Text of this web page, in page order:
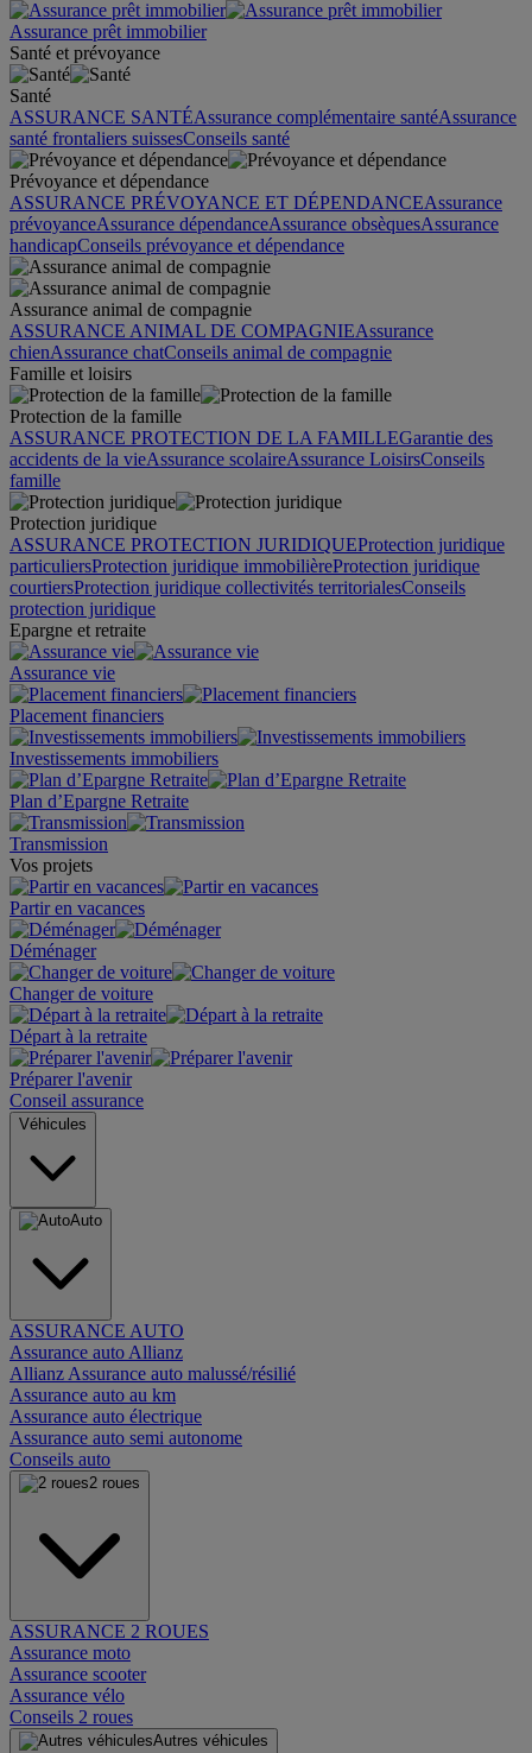
Assurance prêt immobilier
Santé et prévoyance
Santé
ASSURANCE SANTÉAssurance complémentaire santéAssurance
santé frontaliers suissesConseils santé
Prévoyance et dépendance
ASSURANCE PRÉVOYANCE ET DÉPENDANCEAssurance
prévoyanceAssurance dépendanceAssurance obsèquesAssurance
handicapConseils prévoyance et dépendance
Assurance animal de compagnie
ASSURANCE ANIMAL DE COMPAGNIEAssurance
chienAssurance chatConseils animal de compagnie
Famille et loisirs
Protection de la famille
ASSURANCE PROTECTION DE LA FAMILLEGarantie des
accidents de la vieAssurance scolaireAssurance LoisirsConseils
famille
Protection juridique
ASSURANCE PROTECTION JURIDIQUEProtection juridique
particuliersProtection juridique immobilièreProtection juridique
courtiersProtection juridique collectivités territorialesConseils
protection juridique
Epargne et retraite
Assurance vie
Placement financiers
Investissements immobiliers
Plan d’Epargne Retraite
Transmission
Vos projets
Partir en vacances
Déménager
Changer de voiture
Départ à la retraite
Préparer l'avenir
Conseil assurance
Véhicules
Auto
ASSURANCE AUTO
Assurance auto Allianz
Allianz Assurance auto malussé/résilié
Assurance auto au km
Assurance auto électrique
Assurance auto semi autonome
Conseils auto
2 roues
ASSURANCE 2 ROUES
Assurance moto
Assurance scooter
Assurance vélo
Conseils 2 roues
Autres véhicules